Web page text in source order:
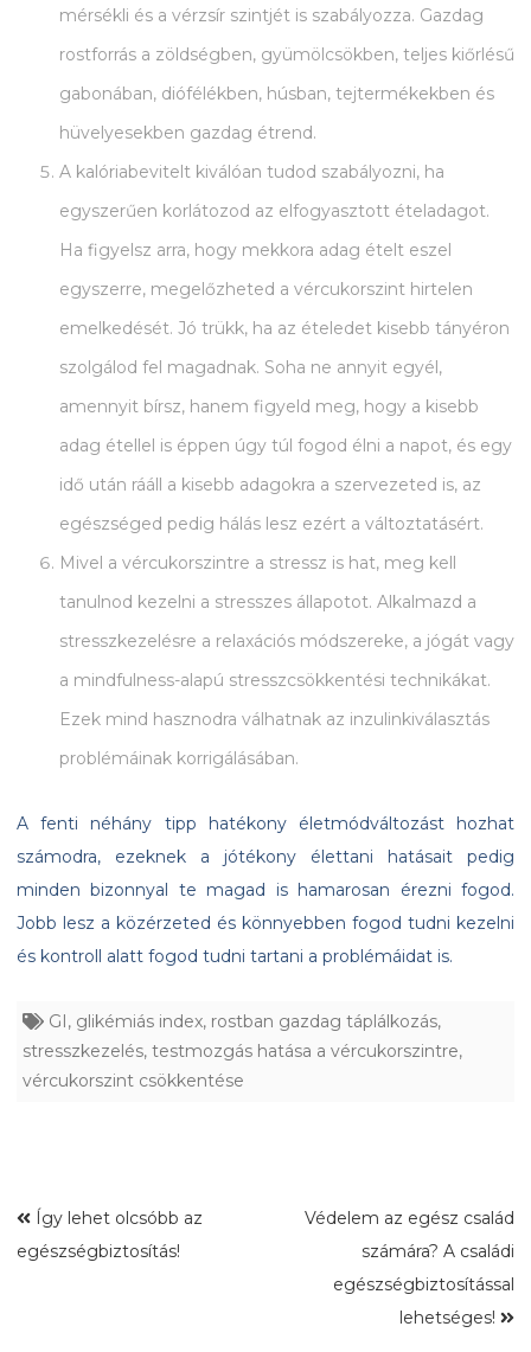
mérsékli és a vérzsír szintjét is szabályozza. Gazdag
rostforrás a zöldségben, gyümölcsökben, teljes kiőrlésű
gabonában, diófélékben, húsban, tejtermékekben és
hüvelyesekben gazdag étrend.
A kalóriabevitelt kiválóan tudod szabályozni, ha
egyszerűen korlátozod az elfogyasztott ételadagot.
Ha figyelsz arra, hogy mekkora adag ételt eszel
egyszerre, megelőzheted a vércukorszint hirtelen
emelkedését. Jó trükk, ha az ételedet kisebb tányéron
szolgálod fel magadnak. Soha ne annyit egyél,
amennyit bírsz, hanem figyeld meg, hogy a kisebb
adag étellel is éppen úgy túl fogod élni a napot, és egy
idő után rááll a kisebb adagokra a szervezeted is, az
egészséged pedig hálás lesz ezért a változtatásért.
Mivel a vércukorszintre a stressz is hat, meg kell
tanulnod kezelni a stresszes állapotot. Alkalmazd a
stresszkezelésre a relaxációs módszereke, a jógát vagy
a mindfulness-alapú stresszcsökkentési technikákat.
Ezek mind hasznodra válhatnak az inzulinkiválasztás
problémáinak korrigálásában.
A fenti néhány tipp hatékony életmódváltozást hozhat
számodra, ezeknek a jótékony élettani hatásait pedig
minden bizonnyal te magad is hamarosan érezni fogod.
Jobb lesz a közérzeted és könnyebben fogod tudni kezelni
és kontroll alatt fogod tudni tartani a problémáidat is.
GI , glikémiás index, rostban gazdag táplálkozás,
stresszkezelés, testmozgás hatása a vércukorszintre,
vércukorszint csökkentése
Így lehet olcsóbb az
egészségbiztosítás!
Védelem az egész család
számára? A családi
egészségbiztosítással
lehetséges!